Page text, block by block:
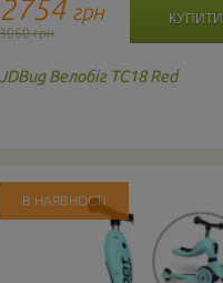
2754 грн
3060 грн
JDBug Велобіг TC18 Red
В НАЯВНОСТІ